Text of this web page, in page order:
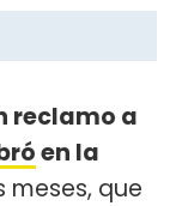
reclamo a
en la
meses, que